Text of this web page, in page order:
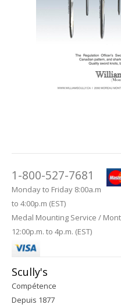
1-800-527-7681
Monday to Friday 8:00a.m
to 4:00p.m (EST)
Medal Mounting Service /
12:00p.m. to 4p.m. (EST)
Scully's
Compétence
Depuis 1877